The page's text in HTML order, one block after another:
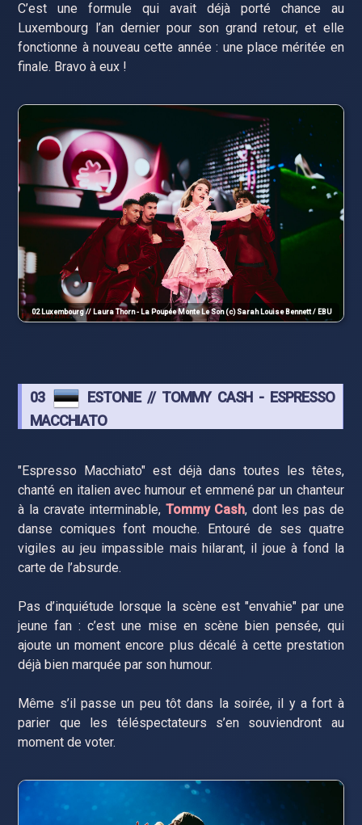
C’est une formule qui avait déjà porté chance au
Luxembourg l’an dernier pour son grand retour, et elle
fonctionne à nouveau cette année : une place méritée en
finale. Bravo à eux !
02 Luxembourg // Laura Thorn - La Poupée Monte Le Son (c) Sarah Louise Bennett / EBU
03
ESTONIE // TOMMY CASH - ESPRESSO
MACCHIATO
"Espresso Macchiato" est déjà dans toutes les têtes,
chanté en italien avec humour et emmené par un chanteur
à la cravate interminable, Tommy Cash, dont les pas de
danse comiques font mouche. Entouré de ses quatre
vigiles au jeu impassible mais hilarant, il joue à fond la
carte de l’absurde.
Pas d’inquiétude lorsque la scène est "envahie" par une
jeune fan : c’est une mise en scène bien pensée, qui
ajoute un moment encore plus décalé à cette prestation
déjà bien marquée par son humour.
Même s’il passe un peu tôt dans la soirée, il y a fort à
parier que les téléspectateurs s’en souviendront au
moment de voter.